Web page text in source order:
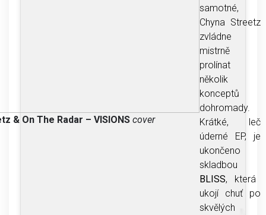
& On The Radar – VISIONS cover
samotné,
Chyna Streetz
zvládne
mistrně
prolínat
několik
konceptů
dohromady.
Krátké, leč
úderné EP, je
ukončeno
skladbou
BLISS, která
ukojí chuť po
skvělých